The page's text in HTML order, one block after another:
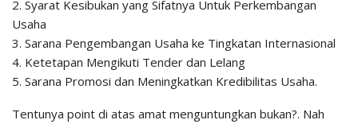
2. Syarat Kesibukan yang Sifatnya Untuk Perkembangan
Usaha
3. Sarana Pengembangan Usaha ke Tingkatan Internasional
4. Ketetapan Mengikuti Tender dan Lelang
5. Sarana Promosi dan Meningkatkan Kredibilitas Usaha.
Tentunya point di atas amat menguntungkan bukan?. Nah